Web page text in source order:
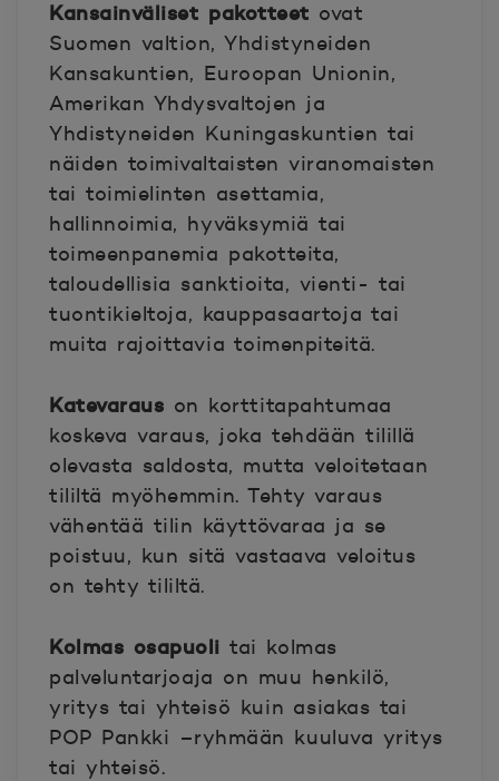
Kansainväliset pakotteet ovat
Suomen valtion, Yhdistyneiden
Kansakuntien, Euroopan Unionin,
Amerikan Yhdysvaltojen ja
Yhdistyneiden Kuningaskuntien tai
näiden toimivaltaisten viranomaisten
tai toimielinten asettamia,
hallinnoimia, hyväksymiä tai
toimeenpanemia pakotteita,
taloudellisia sanktioita, vienti- tai
tuontikieltoja, kauppasaartoja tai
muita rajoittavia toimenpiteitä.
Katevaraus on korttitapahtumaa
koskeva varaus, joka tehdään tilillä
olevasta saldosta, mutta veloitetaan
tililtä myöhemmin. Tehty varaus
vähentää tilin käyttövaraa ja se
poistuu, kun sitä vastaava veloitus
on tehty tililtä.
Kolmas osapuoli tai kolmas
palveluntarjoaja on muu henkilö,
yritys tai yhteisö kuin asiakas tai
POP Pankki –ryhmään kuuluva yritys
tai yhteisö.